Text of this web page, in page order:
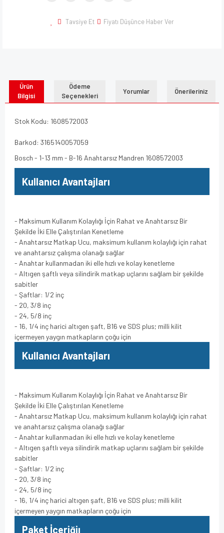
Tavsiye Et Fiyatı Düşünce Haber Ver
Ürün
Bilgisi
Ödeme
Seçenekleri
Yorumlar Önerileriniz
Stok Kodu: 1608572003
Barkod: 3165140057059
Bosch - 1-13 mm - B-16 Anahtarsız Mandren 1608572003
Kullanıcı Avantajları
- Maksimum Kullanım Kolaylığı İçin Rahat ve Anahtarsız Bir
Şekilde İki Elle Çalıştırılan Kenetleme
- Anahtarsız Matkap Ucu, maksimum kullanım kolaylığı için rahat
ve anahtarsız çalışma olanağı sağlar
- Anahtar kullanmadan iki elle hızlı ve kolay kenetleme
- Altıgen şaftlı veya silindirik matkap uçlarını sağlam bir şekilde
sabitler
- Şaftlar: 1/2 inç
- 20, 3/8 inç
- 24, 5/8 inç
- 16, 1/4 inç harici altıgen şaft, B16 ve SDS plus; milli kilit
içermeyen yaygın matkapların çoğu için
Kullanıcı Avantajları
- Maksimum Kullanım Kolaylığı İçin Rahat ve Anahtarsız Bir
Şekilde İki Elle Çalıştırılan Kenetleme
- Anahtarsız Matkap Ucu, maksimum kullanım kolaylığı için rahat
ve anahtarsız çalışma olanağı sağlar
- Anahtar kullanmadan iki elle hızlı ve kolay kenetleme
- Altıgen şaftlı veya silindirik matkap uçlarını sağlam bir şekilde
sabitler
- Şaftlar: 1/2 inç
- 20, 3/8 inç
- 24, 5/8 inç
- 16, 1/4 inç harici altıgen şaft, B16 ve SDS plus; milli kilit
içermeyen yaygın matkapların çoğu için
Paket İçeriğiı